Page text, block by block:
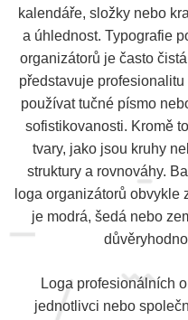
kalendáře, složky nebo
a úhlednost. Typografie
organizátorů je často
představuje
používat tučné písmo
sofistikovanosti. Kromě
tvary, jako jsou kruhy
struktury a rovnováhy.
loga organizátorů obvykle
je modrá, šedá nebo
Loga profesionálních
jednotlivci nebo